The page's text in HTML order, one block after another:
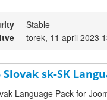
Stable
torek, 11 april 2023
Slovak sk-SK
Language Pack for